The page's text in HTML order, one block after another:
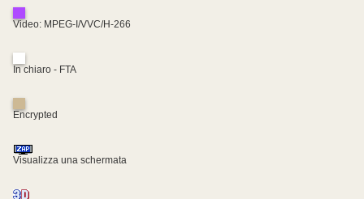
Video: MPEG-I/VVC/H-266
In chiaro - FTA
Encrypted
Visualizza una schermata